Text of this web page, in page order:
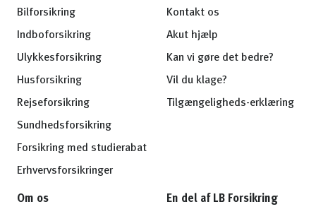
Bilforsikring
Indboforsikring
Ulykkesforsikring
Husforsikring
Rejseforsikring
Sundhedsforsikring
Forsikring med studierabat
Erhvervsforsikringer
Kontakt os
Akut hjælp
Kan vi gøre det bedre?
Vil du klage?
Tilgængeligheds-erklæring
Om os En del af LB Forsikring